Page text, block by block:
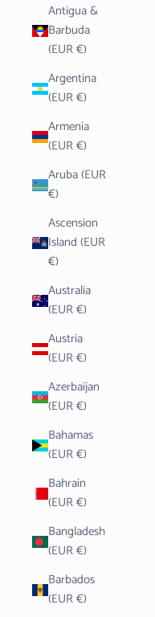
Antigua &
Barbuda
(EUR €)
Argentina
(EUR €)
Armenia
(EUR €)
Aruba (EUR
€)
Ascension
Island (EUR
€)
Australia
(EUR €)
Austria
(EUR €)
Azerbaijan
(EUR €)
Bahamas
(EUR €)
Bahrain
(EUR €)
Bangladesh
(EUR €)
Barbados
(EUR €)